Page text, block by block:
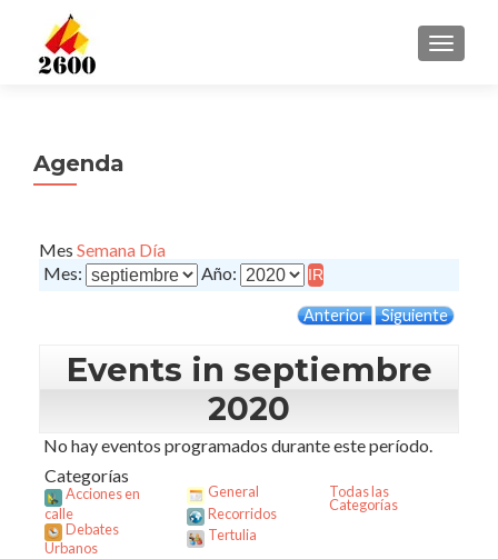
Agenda
Mes Semana Día
Mes:
Año:
Anterior Siguiente
Events in septiembre
2020
No hay eventos programados durante este período.
Categorías
Acciones en
calle
Debates
Urbanos
General
Recorridos
Tertulia
Todas las
Categorías